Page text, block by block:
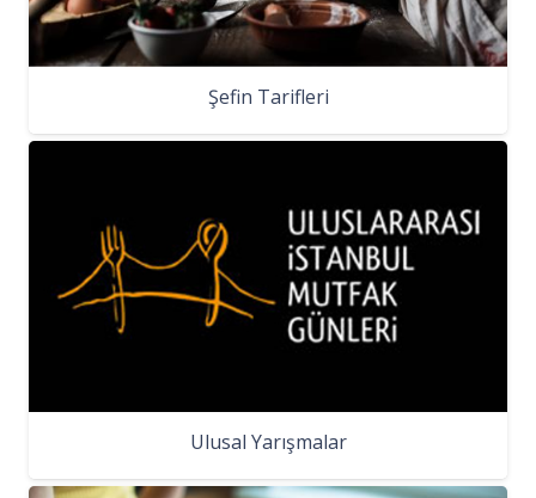
Şefin Tarifleri
Ulusal Yarışmalar